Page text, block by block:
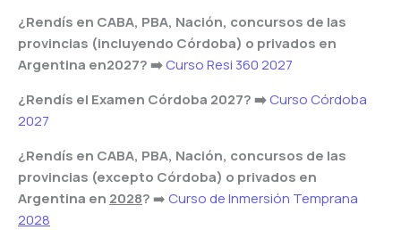
¿Rendís en CABA, PBA, Nación, concursos de las
provincias (incluyendo Córdoba) o privados en
Argentina en2027? ➡️Curso Resi 360 2027
¿Rendís el Examen Córdoba 2027? ➡️Curso Córdoba
2027
¿Rendís en CABA, PBA, Nación, concursos de las
provincias (excepto Córdoba) o privados en
Argentina en 2028?➡️ Curso de Inmersión Temprana
2028